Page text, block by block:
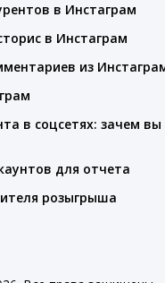
в Инстаграм
в Инстаграм
из
в соцсетях: зачем
для отчета
розыгрыша